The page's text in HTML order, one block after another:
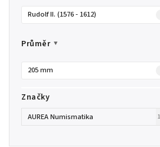
Značky
AUREA Numismatika
Rudolf II. (1576 - 1612)
Průměr
205 mm